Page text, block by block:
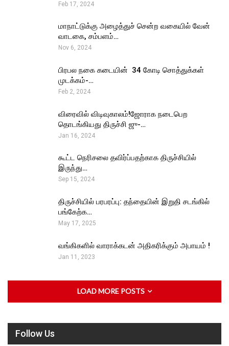
Feb 17, 2024
மாநாட்டுக்கு அழைத்துச் சென்ற வகையில் வேன்
வாடகை, சம்பளம்…
Nov 6, 2024
பிரபல நகை கடையின் ₹ 34 கோடி சொத்துக்கள்
முடக்கம்-…
Feb 2, 2024
விரைவில் விடிவுகாலம்!ஜோராக நடைபெற
தொடங்கியது திருச்சி ஜு-…
Jan 16, 2024
கூட்ட நெரிசலை தவிர்ப்பதற்காக திருச்சியில்
இருந்து…
Sep 15, 2024
திருச்சியில் பரபரப்பு: தந்தையின் இறுதி சடங்கில்
பங்கேற்க…
May 17, 2025
வங்கிகளில் வாராக்கடன் அதிகரிக்கும் அபாயம் !
Jan 11, 2023
LOAD MORE POSTS
Follow Us